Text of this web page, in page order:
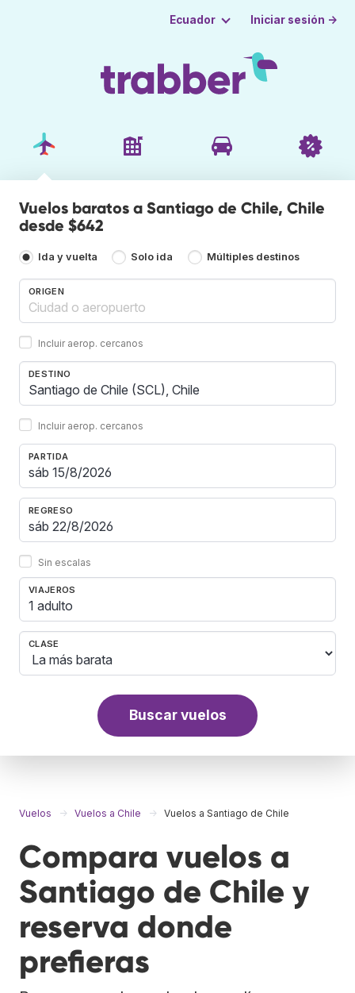
Ecuador Iniciar sesión →
Vuelos baratos a Santiago de Chile, Chile
desde $642
Ida y vuelta Solo ida Múltiples destinos
ORIGEN
Incluir aerop. cercanos
DESTINO
Incluir aerop. cercanos
PARTIDA
REGRESO
Sin escalas
VIAJEROS
1 adulto
CLASE
Buscar vuelos
Vuelos Vuelos a Chile Vuelos a Santiago de Chile
Compara vuelos a
Santiago de Chile y
reserva donde
prefieras